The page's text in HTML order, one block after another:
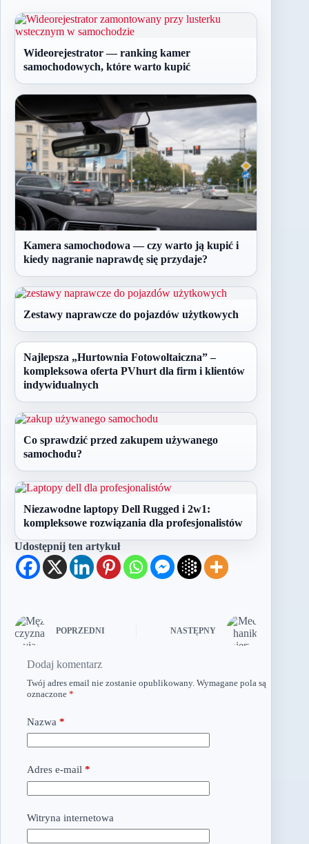
Wideorejestrator — ranking kamer
samochodowych, które warto kupić
Kamera samochodowa — czy warto ją kupić i
kiedy nagranie naprawdę się przydaje?
Zestawy naprawcze do pojazdów użytkowych
Najlepsza „Hurtownia Fotowoltaiczna” –
kompleksowa oferta PVhurt dla firm i klientów
indywidualnych
Co sprawdzić przed zakupem używanego
samochodu?
Niezawodne laptopy Dell Rugged i 2w1:
kompleksowe rozwiązania dla profesjonalistów
Udostępnij ten artykuł
POPRZEDNI NASTĘPNY
Dodaj komentarz
Twój adres email nie zostanie opublikowany. Wymagane pola są
oznaczone *
Nazwa *
Adres e-mail *
Witryna internetowa